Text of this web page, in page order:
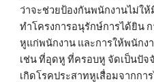
ว่าจะช่วยป้องกันพนักงานไม่ใ
ทำโครงการอนุรักษ์การได้ยิน
หูแก่พนักงาน และการให้พนัก
เช่น ที่อุดหู ที่ครอบหู จัดเป็นปัจ
เกิดโรคประสาทหูเสื่อมจากกา